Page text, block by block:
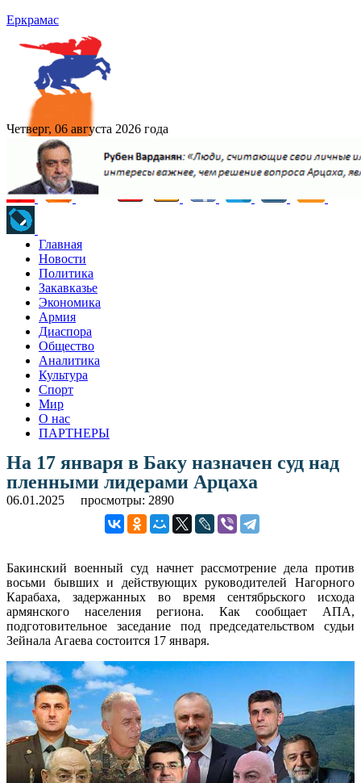
Еркрамас
Четверг, 06 августа 2026 года
Главная
Новости
Политика
Закавказье
Экономика
Армия
Диаспора
Общество
Аналитика
Культура
Спорт
Мир
О нас
ПАРТНЕРЫ
На 17 января в Баку назначен суд над
пленными лидерами Арцаха
06.01.2025 просмотры: 2890
Бакинский военный суд начнет рассмотрение дела против
восьми бывших и действующих руководителей Нагорного
Карабаха, задержанных во время сентябрьского исхода
армянского населения региона. Как сообщает АПА,
подготовительное заседание под председательством судьи
Зейнала Агаева состоится 17 января.